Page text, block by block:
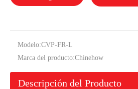
Modelo:CVP-FR-L
Marca del producto:Chinehow
Descripción del Producto